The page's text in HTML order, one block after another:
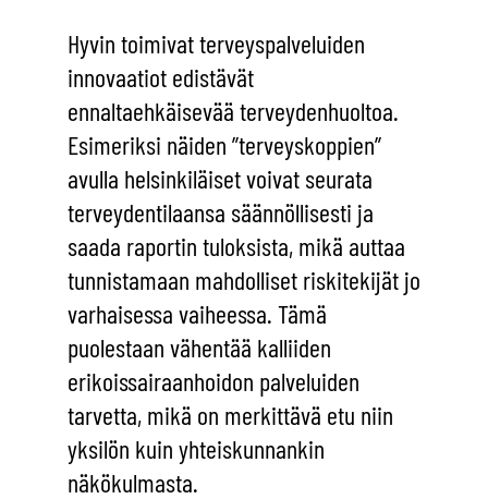
Hyvin toimivat terveyspalveluiden
innovaatiot edistävät
ennaltaehkäisevää terveydenhuoltoa.
Esimeriksi näiden ”terveyskoppien”
avulla helsinkiläiset voivat seurata
terveydentilaansa säännöllisesti ja
saada raportin tuloksista, mikä auttaa
tunnistamaan mahdolliset riskitekijät jo
varhaisessa vaiheessa. Tämä
puolestaan vähentää kalliiden
erikoissairaanhoidon palveluiden
tarvetta, mikä on merkittävä etu niin
yksilön kuin yhteiskunnankin
näkökulmasta.